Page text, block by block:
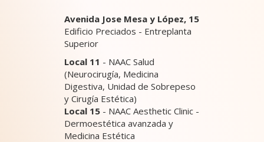
Avenida Jose Mesa y López, 15
Edificio Preciados - Entreplanta
Superior
Local 11 - NAAC Salud
(Neurocirugía, Medicina
Digestiva, Unidad de Sobrepeso
y Cirugía Estética)
Local 15 - NAAC Aesthetic Clinic -
Dermoestética avanzada y
Medicina Estética